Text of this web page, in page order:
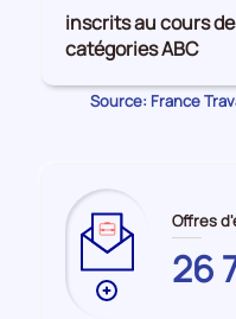
données
sur
les
HAUTE-
inscrits au cours
catégories ABC
Source: France
Plus
Offres
26